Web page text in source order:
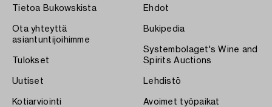
Tietoa Bukowskista
Ota yhteyttä
asiantuntijoihimme
Tulokset
Uutiset
Kotiarviointi
Ehdot
Bukipedia
Systembolaget's Wine and
Spirits Auctions
Lehdistö
Avoimet työpaikat